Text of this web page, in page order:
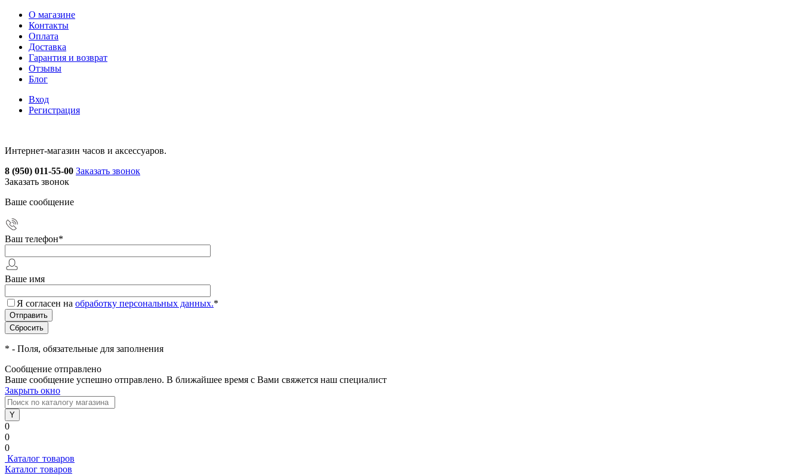
О магазине
Контакты
Оплата
Доставка
Гарантия и возврат
Отзывы
Блог
Вход
Регистрация
Интернет-магазин часов и аксессуаров.
8 (950) 011-55-00 Заказать звонок
Заказать звонок
Ваше сообщение
Ваш телефон*
Ваше имя
Я согласен на обработку персональных данных.*
* - Поля, обязательные для заполнения
Сообщение отправлено
Ваше сообщение успешно отправлено. В ближайшее время с Вами свяжется наш специалист
Закрыть окно
0
0
0
Каталог товаров
Каталог товаров